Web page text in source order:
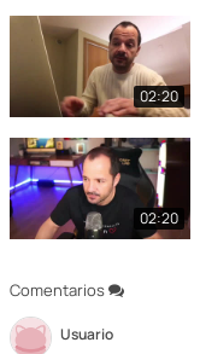
Comentarios
Usuario
02:20
02:20